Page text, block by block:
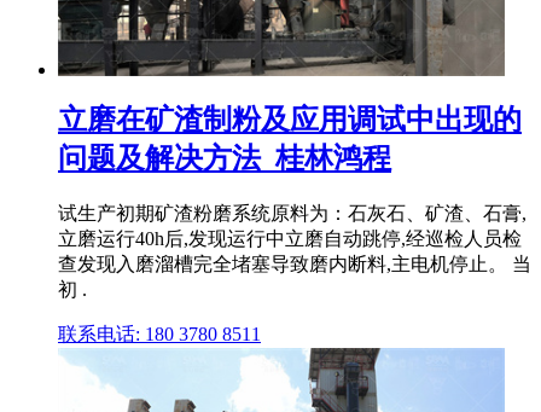
立磨在矿渣制粉及应用调试中出现的
问题及解决方法_桂林鸿程
试生产初期矿渣粉磨系统原料为：石灰石、矿渣、石膏,
立磨运行40h后,发现运行中立磨自动跳停,经巡检人员检
查发现入磨溜槽完全堵塞导致磨内断料,主电机停止。 当
初 .
联系电话: 180 3780 8511